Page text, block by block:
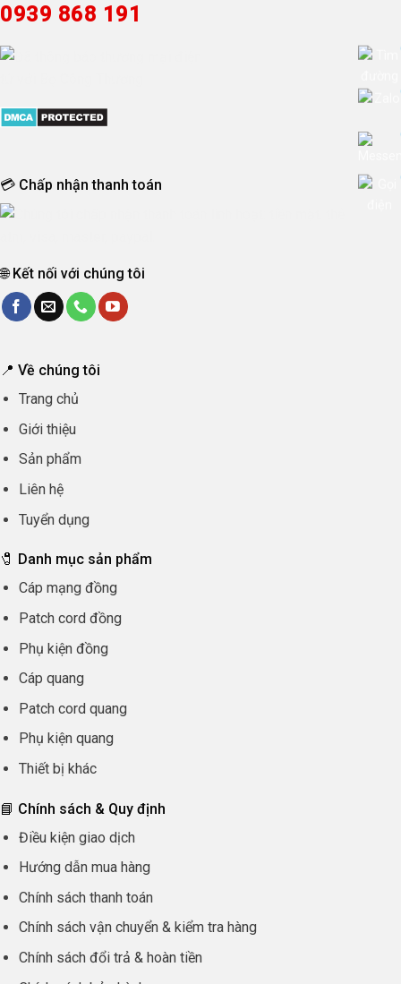
0939 868 191
💳 Chấp nhận thanh toán
🌐 Kết nối với chúng tôi
📍 Về chúng tôi
Trang chủ
Giới thiệu
Sản phẩm
Liên hệ
Tuyển dụng
🧷 Danh mục sản phẩm
Cáp mạng đồng
Patch cord đồng
Phụ kiện đồng
Cáp quang
Patch cord quang
Phụ kiện quang
Thiết bị khác
📘 Chính sách & Quy định
Điều kiện giao dịch
Hướng dẫn mua hàng
Chính sách thanh toán
Chính sách vận chuyển & kiểm tra hàng
Chính sách đổi trả & hoàn tiền